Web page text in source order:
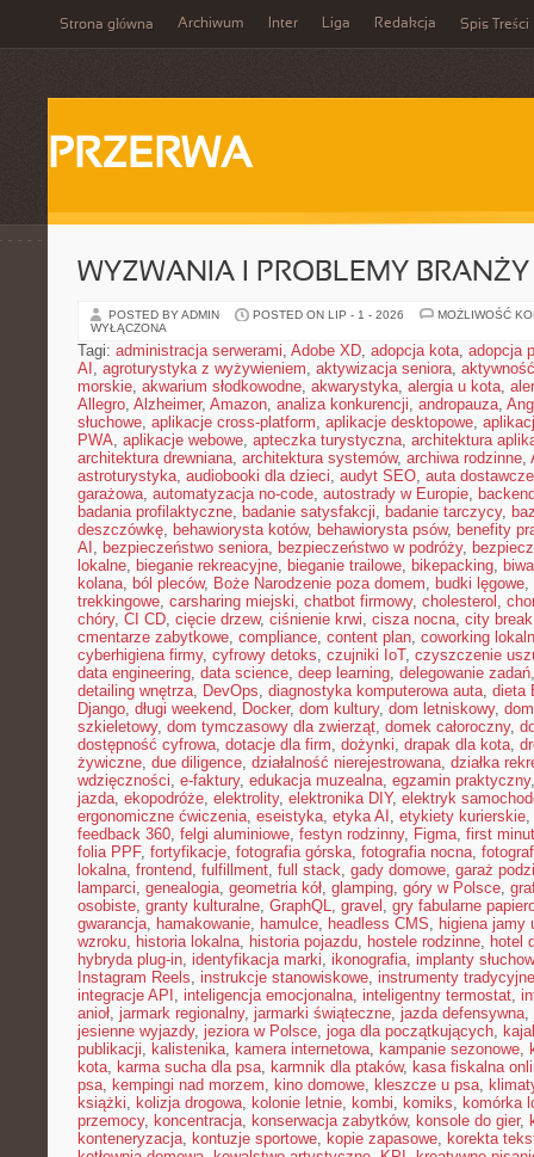
Strona główna Archiwum Inter Liga Redakcja Spis Treści
PRZERWA
WYZWANIA I PROBLEMY BRANŻY
POSTED BY ADMIN POSTED ON LIP - 1 - 2026
MOŻLIWOŚĆ
WYŁĄCZONA
Tagi: administracja serwerami, Adobe XD, adopcja kota, adopcja
AI , agroturystyka z wyżywieniem, aktywizacja seniora,
morskie, akwarium słodkowodne, akwarystyka, alergia u kota,
Allegro, Alzheimer, Amazon, analiza konkurencji, andropauza,
słuchowe, aplikacje cross-platform, aplikacje desktopowe,
PWA, aplikacje webowe, apteczka turystyczna, architektura
architektura drewniana, architektura systemów, archiwa rodzinne,
astroturystyka, audiobooki dla dzieci, audyt SEO, auta dostawcze
garażowa, automatyzacja no-code, autostrady w Europie,
badania profilaktyczne, badanie satysfakcji, badanie tarczycy,
deszczówkę, behawiorysta kotów, behawiorysta psów, benefity
AI , bezpieczeństwo seniora, bezpieczeństwo w podróży,
lokalne, bieganie rekreacyjne, bieganie trailowe, bikepacking,
kolana, ból pleców, Boże Narodzenie poza domem, budki lęgowe,
trekkingowe, carsharing miejski, chatbot firmowy, cholesterol ,
chóry, CI CD, cięcie drzew, ciśnienie krwi, cisza nocna, city
cmentarze zabytkowe, compliance, content plan, coworking
cyberhigiena firmy, cyfrowy detoks, czujniki IoT, czyszczenie
data engineering, data science, deep learning, delegowanie zadań
detailing wnętrza, DevOps, diagnostyka komputerowa auta, dieta
Django, długi weekend, Docker, dom kultury, dom letniskowy,
szkieletowy, dom tymczasowy dla zwierząt, domek całoroczny,
dostępność cyfrowa, dotacje dla firm, dożynki, drapak dla kota,
żywiczne, due diligence, działalność nierejestrowana, działka
wdzięczności, e-faktury, edukacja muzealna, egzamin praktyczny
jazda, ekopodróże, elektrolity, elektronika DIY, elektryk
ergonomiczne ćwiczenia, eseistyka, etyka AI , etykiety kurierskie,
feedback 360, felgi aluminiowe, festyn rodzinny, Figma, first
folia PPF, fortyfikacje, fotografia górska, fotografia nocna,
lokalna, frontend, fulfillment, full stack, gady domowe, garaż
lamparci, genealogia, geometria kół, glamping, góry w Polsce,
osobiste, granty kulturalne, GraphQL, gravel , gry fabularne
gwarancja, hamakowanie, hamulce, headless CMS, higiena jamy
wzroku, historia lokalna, historia pojazdu, hostele rodzinne, hotel
hybryda plug-in, identyfikacja marki, ikonografia, implanty
Instagram Reels, instrukcje stanowiskowe, instrumenty tradycyjne
integracje API , inteligencja emocjonalna, inteligentny termostat,
anioł, jarmark regionalny, jarmarki świąteczne, jazda defensywna,
jesienne wyjazdy, jeziora w Polsce, joga dla początkujących,
publikacji, kalistenika, kamera internetowa, kampanie sezonowe,
kota, karma sucha dla psa, karmnik dla ptaków, kasa fiskalna
psa, kempingi nad morzem, kino domowe, kleszcze u psa,
książki, kolizja drogowa, kolonie letnie, kombi, komiks, komórka
przemocy, koncentracja, konserwacja zabytków, konsole do gier,
konteneryzacja, kontuzje sportowe, kopie zapasowe, korekta